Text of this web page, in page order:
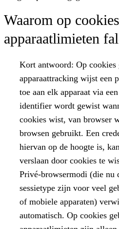
Waarom op
apparaatlimieten
Kort antwoord: Op cookies
apparaattracking wijst een
toe aan elk apparaat via
identifier wordt gewist
cookies wist, van browser
browsen gebruikt. Een
hiervan op de hoogte is,
verslaan door cookies te
Privé-browsermodi (die nu
sessietype zijn voor veel
of mobiele apparaten)
automatisch. Op cookies